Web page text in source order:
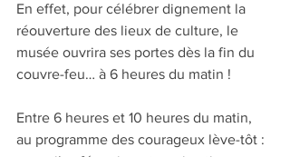
En effet, pour célébrer dignement la
réouverture des lieux de culture, le
musée ouvrira ses portes dès la fin du
couvre-feu… à 6 heures du matin !
Entre 6 heures et 10 heures du matin,
au programme des courageux lève-tôt :